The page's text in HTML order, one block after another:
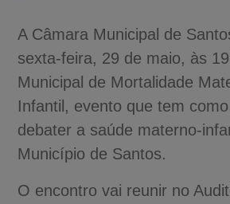
A Câmara Municipal de
sexta-feira, 29 de maio, às
Municipal de Mortalidade
Infantil, evento que tem
debater a saúde materno-
Município de Santos.
O encontro vai reunir no